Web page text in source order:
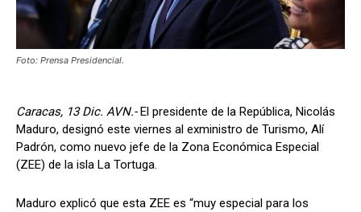
Foto: Prensa Presidencial.
Caracas, 13 Dic. AVN.-El presidente de la República, Nicolás
Maduro, designó este viernes al exministro de Turismo, Alí
Padrón, como nuevo jefe de la Zona Económica Especial
(ZEE) de la isla La Tortuga.
Maduro explicó que esta ZEE es “muy especial para los